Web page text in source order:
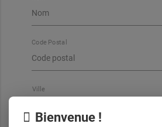
Code Postal
Ville
Bienvenue !